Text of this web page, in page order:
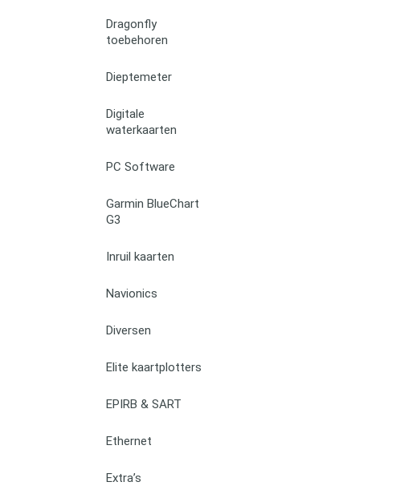
Dragonfly
toebehoren
Dieptemeter
Digitale
waterkaarten
PC Software
Garmin BlueChart
G3
Inruil kaarten
Navionics
Diversen
Elite kaartplotters
EPIRB & SART
Ethernet
Extra’s